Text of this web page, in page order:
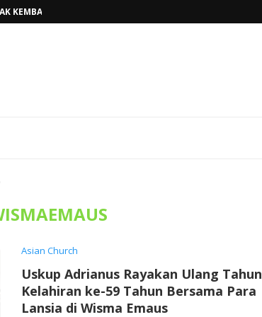
BAPA, TINGGALKAN...
Asian Church
Uskup Adrianus Rayakan Ulang Tahun
Kelahiran ke-59 Tahun Bersama Para
Lansia di Wisma Emaus